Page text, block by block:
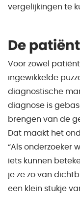
vergelijkingen te
De
Voor zowel
ingewikkelde
diagnostische
diagnose is
brengen van de
Dat maakt het
“Als onderzoeker
iets kunnen
je ze zo van
een klein stukje